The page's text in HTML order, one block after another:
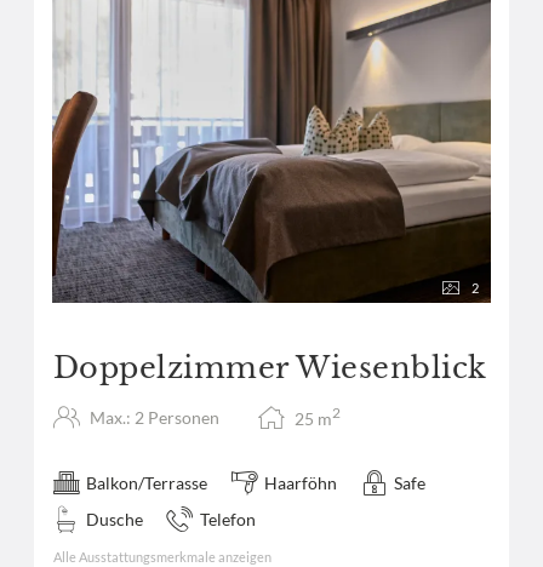
2
Doppelzimmer Wiesenblick
Max.: 2 Personen 25 m2
Balkon/Terrasse Haarföhn
Safe
Dusche
Telefon
Alle Ausstattungsmerkmale anzeigen